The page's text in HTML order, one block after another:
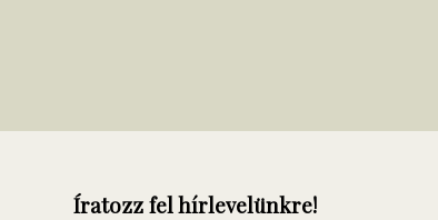
Íratozz fel hírlevelünkre!